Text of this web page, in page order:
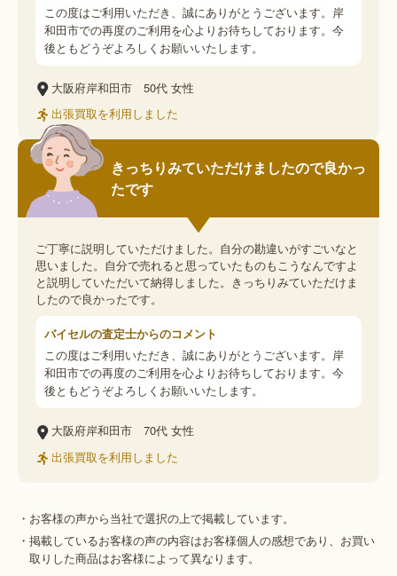
この度はご利用いただき、誠にありがとうございます。岸
和田市での再度のご利用を心よりお待ちしております。今
後ともどうぞよろしくお願いいたします。
大阪府岸和田市 50代 女性
出張買取を利用しました
きっちりみていただけましたので良かっ
たです
ご丁寧に説明していただけました。自分の勘違いがすごいなと
思いました。自分で売れると思っていたものもこうなんですよ
と説明していただいて納得しました。きっちりみていただけま
したので良かったです。
バイセルの査定士からのコメント
この度はご利用いただき、誠にありがとうございます。岸
和田市での再度のご利用を心よりお待ちしております。今
後ともどうぞよろしくお願いいたします。
大阪府岸和田市 70代 女性
出張買取を利用しました
・お客様の声から当社で選択の上で掲載しています。
・掲載しているお客様の声の内容はお客様個人の感想であり、お買い
取りした商品はお客様によって異なります。